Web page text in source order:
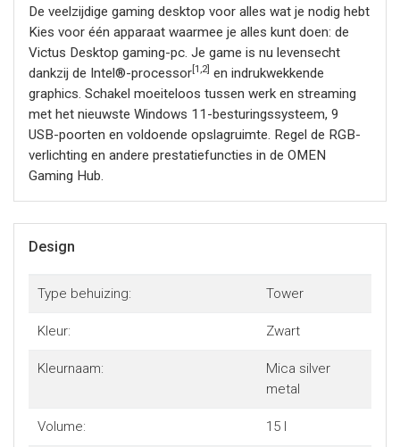
De veelzijdige gaming desktop voor alles wat je nodig hebt
Kies voor één apparaat waarmee je alles kunt doen: de
Victus Desktop gaming-pc. Je game is nu levensecht
dankzij de Intel®-processor[1,2] en indrukwekkende
graphics. Schakel moeiteloos tussen werk en streaming
met het nieuwste Windows 11-besturingssysteem, 9
USB-poorten en voldoende opslagruimte. Regel de RGB-
verlichting en andere prestatiefuncties in de OMEN
Gaming Hub.
Design
Type behuizing: Tower
Kleur: Zwart
Kleurnaam:
Mica silver
metal
Volume: 15 l